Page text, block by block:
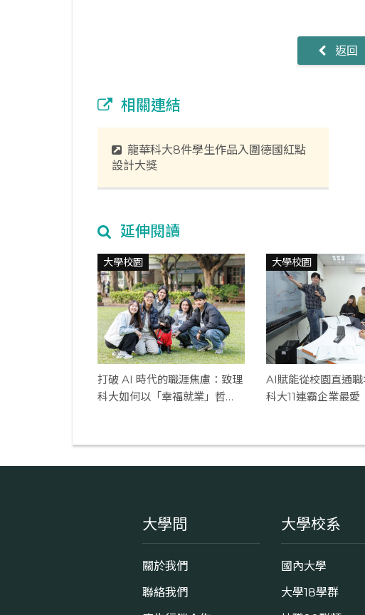
返回
相關連結
龍華科大8件學生作品入圍德國紅點
設計大獎
延伸閱讀
大學校園
打破 AI 時代的職涯焦慮：致理
科大如何以「幸福就業」哲
大學校園
AI賦能從校園直通
科大11連霸企業最愛
大學問
關於我們
聯絡我們
大學校系
國內大學
大學18學群